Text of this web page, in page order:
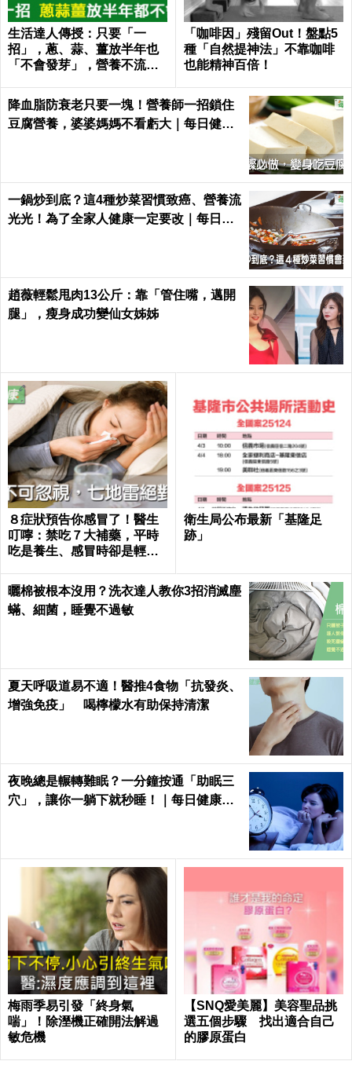
生活達人傳授：只要「一
招」，蔥、蒜、薑放半年也
「不會發芽」，營養不流
「咖啡因」殘留Out！盤點5
種「自然提神法」不靠咖啡
也能精神百倍！
降血脂防衰老只要一塊！營養師一招鎖住
豆腐營養，婆婆媽媽不看虧大｜每日健康
一鍋炒到底？這4種炒菜習慣致癌、營養流
光光！為了全家人健康一定要改｜每日健
趙薇輕鬆甩肉13公斤：靠「管住嘴，邁開
腿」，瘦身成功變仙女姊姊
８症狀預告你感冒了！醫生
叮嚀：禁吃７大補藥，平時
吃是養生、感冒時卻是輕生
衛生局公布最新「基隆足
跡」
曬棉被根本沒用？洗衣達人教你3招消滅塵
蟎、細菌，睡覺不過敏
夏天呼吸道易不適！醫推4食物「抗發炎、
增強免疫」 喝檸檬水有助保持清潔
夜晚總是輾轉難眠？一分鐘按通「助眠三
穴」，讓你一躺下就秒睡！｜每日健康He
梅雨季易引發「終身氣
喘」！除溼機正確開法解過
敏危機
【SNQ愛美麗】美容聖品挑
選五個步驟 找出適合自己
的膠原蛋白